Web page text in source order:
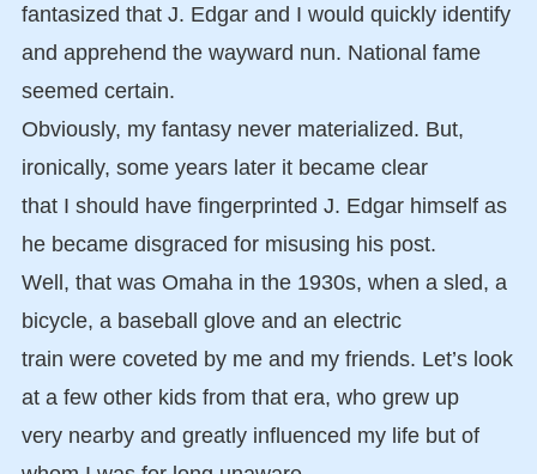
fantasized that J. Edgar and I would quickly identify
and apprehend the wayward nun. National fame
seemed certain.
Obviously, my fantasy never materialized. But,
ironically, some years later it became clear
that I should have fingerprinted J. Edgar himself as
he became disgraced for misusing his post.
Well, that was Omaha in the 1930s, when a sled, a
bicycle, a baseball glove and an electric
train were coveted by me and my friends. Let’s look
at a few other kids from that era, who grew up
very nearby and greatly influenced my life but of